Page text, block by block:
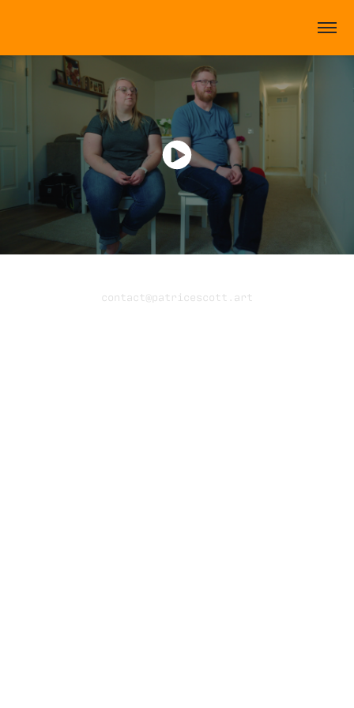
contact@patricescott.art